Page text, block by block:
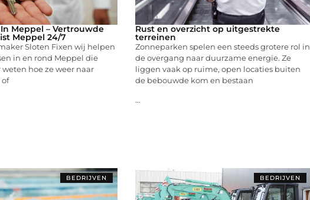
Meppel – Vertrouwde
Meppel 24/7
Sloten Fixen wij helpen
in en rond Meppel die
hoe ze weer naar
Rust en overzicht op uitgestrekte
terreinen
Zonneparken spelen een steeds grotere rol in
de overgang naar duurzame energie. Ze
liggen vaak op ruime, open locaties buiten
de bebouwde kom en bestaan
...
BEDRIJVEN BEDRIJVEN